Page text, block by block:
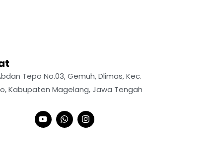
Tepo No.03, Gemuh, Dlimas, Kec.
Kabupaten Magelang, Jawa Tengah
Y
o
u
W
h
a
I
n
s